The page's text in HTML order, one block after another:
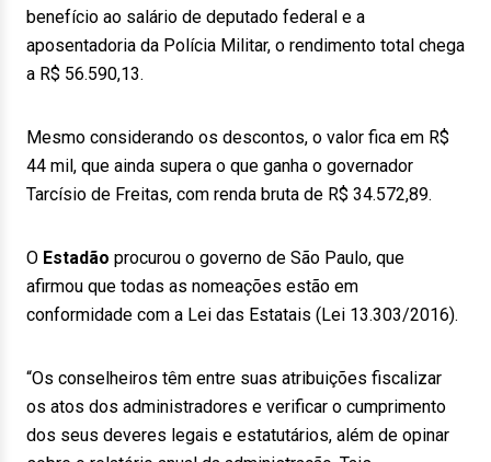
benefício ao salário de deputado federal e a
aposentadoria da Polícia Militar, o rendimento total chega
a R$ 56.590,13.
Mesmo considerando os descontos, o valor fica em R$
44 mil, que ainda supera o que ganha o governador
Tarcísio de Freitas, com renda bruta de R$ 34.572,89.
O Estadão procurou o governo de São Paulo, que
afirmou que todas as nomeações estão em
conformidade com a Lei das Estatais (Lei 13.303/2016).
“Os conselheiros têm entre suas atribuições fiscalizar
os atos dos administradores e verificar o cumprimento
dos seus deveres legais e estatutários, além de opinar